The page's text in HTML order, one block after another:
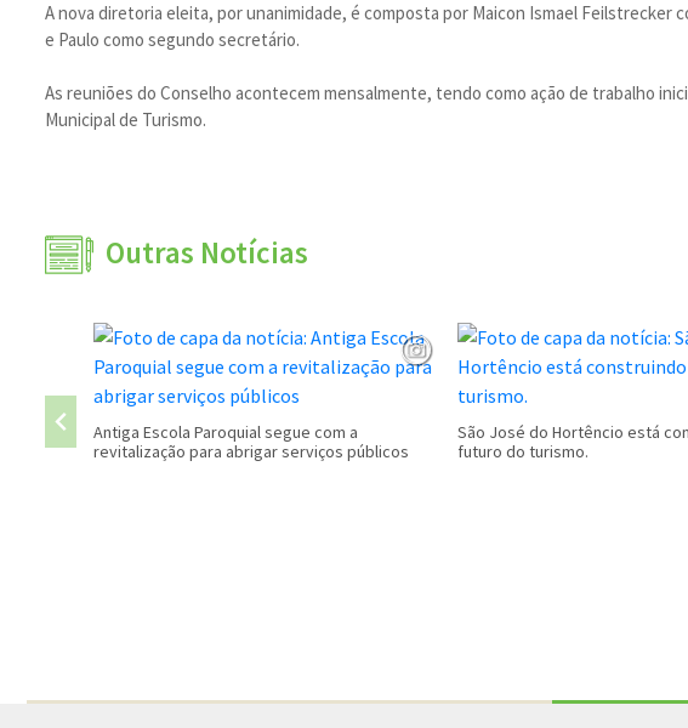
A nova diretoria eleita, por unanimidade, é composta por Maicon Ismael
e Paulo como segundo secretário.
As reuniões do Conselho acontecem mensalmente, tendo como ação de trabalho
Municipal de Turismo.
Outras Notícias
Antiga Escola Paroquial segue com a
revitalização para abrigar serviços públicos
São José do Hortêncio está
futuro do turismo.